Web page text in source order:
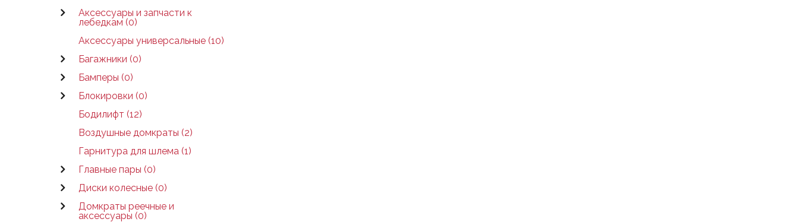
Аксессуары и запчасти к
лебедкам (0)
Аксессуары универсальные (10)
Багажники (0)
Бамперы (0)
Блокировки (0)
Бодилифт (12)
Воздушные домкраты (2)
Гарнитура для шлема (1)
Главные пары (0)
Диски колесные (0)
Домкраты реечные и
аксессуары (0)